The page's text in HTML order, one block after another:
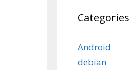
Categories
Android
debian